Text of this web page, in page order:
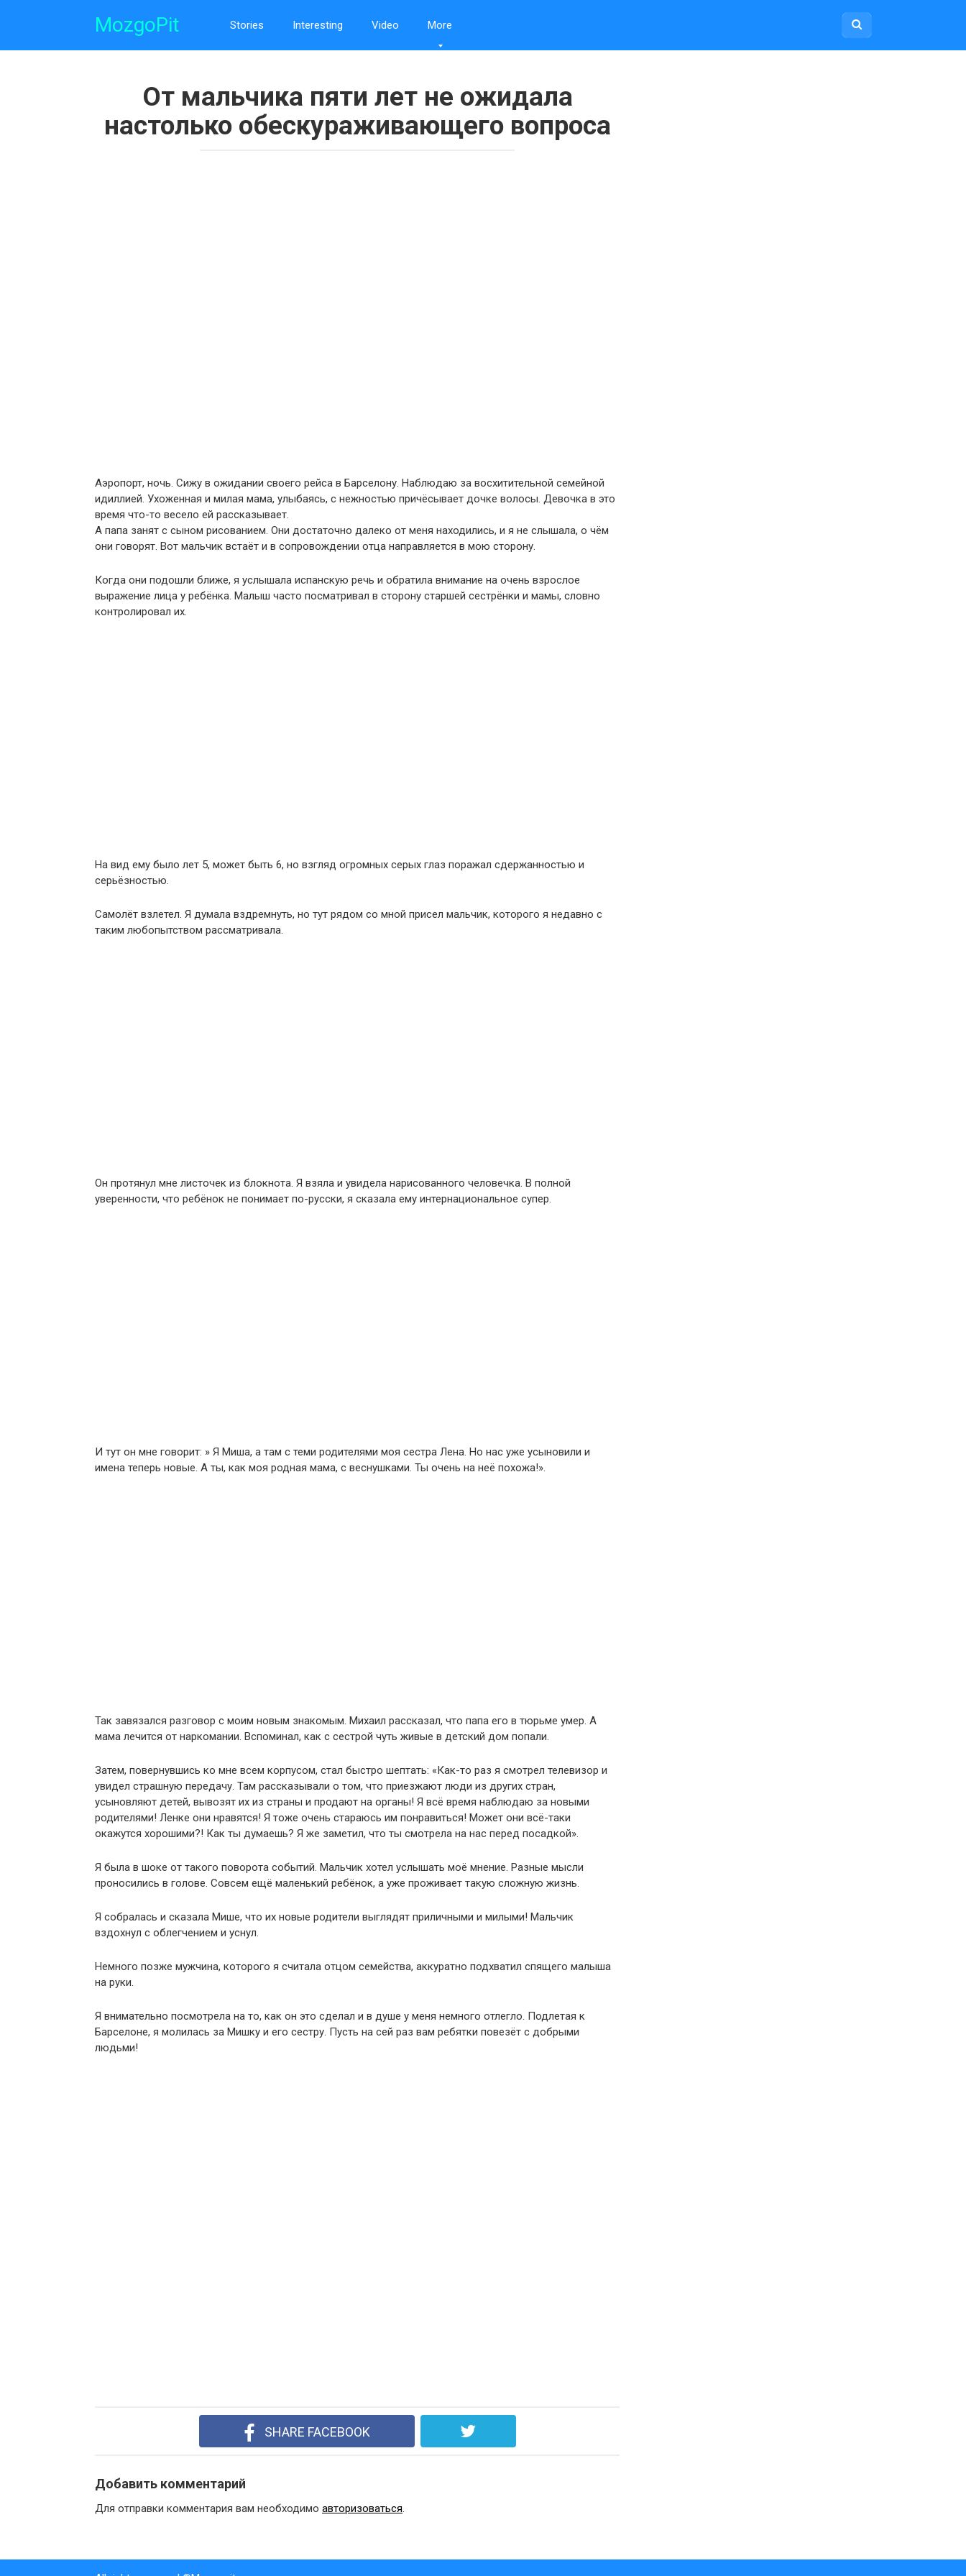
MozgoPit Stories Interesting Video More
От мальчика пяти лет не ожидала
настолько обескураживающего вопроса
Аэропорт, ночь. Сижу в ожидании своего рейса в Барселону. Наблюдаю за восхитительной семейной
идиллией. Ухоженная и милая мама, улыбаясь, с нежностью причёсывает дочке волосы. Девочка в это
время что-то весело ей рассказывает.
А папа занят с сыном рисованием. Они достаточно далеко от меня находились, и я не слышала, о чём
они говорят. Вот мальчик встаёт и в сопровождении отца направляется в мою сторону.
Когда они подошли ближе, я услышала испанскую речь и обратила внимание на очень взрослое
выражение лица у ребёнка. Малыш часто посматривал в сторону старшей сестрёнки и мамы, словно
контролировал их.
На вид ему было лет 5, может быть 6, но взгляд огромных серых глаз поражал сдержанностью и
серьёзностью.
Самолёт взлетел. Я думала вздремнуть, но тут рядом со мной присел мальчик, которого я недавно с
таким любопытством рассматривала.
Он протянул мне листочек из блокнота. Я взяла и увидела нарисованного человечка. В полной
уверенности, что ребёнок не понимает по-русски, я сказала ему интернациональное супер.
И тут он мне говорит: » Я Миша, а там с теми родителями моя сестра Лена. Но нас уже усыновили и
имена теперь новые. А ты, как моя родная мама, с веснушками. Ты очень на неё похожа!».
Так завязался разговор с моим новым знакомым. Михаил рассказал, что папа его в тюрьме умер. А
мама лечится от наркомании. Вспоминал, как с сестрой чуть живые в детский дом попали.
Затем, повернувшись ко мне всем корпусом, стал быстро шептать: «Как-то раз я смотрел телевизор и
увидел страшную передачу. Там рассказывали о том, что приезжают люди из других стран,
усыновляют детей, вывозят их из страны и продают на органы! Я всё время наблюдаю за новыми
родителями! Ленке они нравятся! Я тоже очень стараюсь им понравиться! Может они всё-таки
окажутся хорошими?! Как ты думаешь? Я же заметил, что ты смотрела на нас перед посадкой».
Я была в шоке от такого поворота событий. Мальчик хотел услышать моё мнение. Разные мысли
проносились в голове. Совсем ещё маленький ребёнок, а уже проживает такую сложную жизнь.
Я собралась и сказала Мише, что их новые родители выглядят приличными и милыми! Мальчик
вздохнул с облегчением и уснул.
Немного позже мужчина, которого я считала отцом семейства, аккуратно подхватил спящего малыша
на руки.
Я внимательно посмотрела на то, как он это сделал и в душе у меня немного отлегло. Подлетая к
Барселоне, я молилась за Мишку и его сестру. Пусть на сей раз вам ребятки повезёт с добрыми
людьми!
SHARE FACEBOOK
Добавить комментарий
Для отправки комментария вам необходимо авторизоваться.